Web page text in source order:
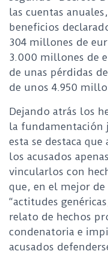
las cuentas
beneficios
304 millones de
3.000 millones de
de unas pérdidas
de unos 4.950
Dejando atrás los
la fundamentación
esta se destaca
los acusados
vincularlos con
que, en el mejor
“actitudes
relato de hechos
condenatoria e
acusados